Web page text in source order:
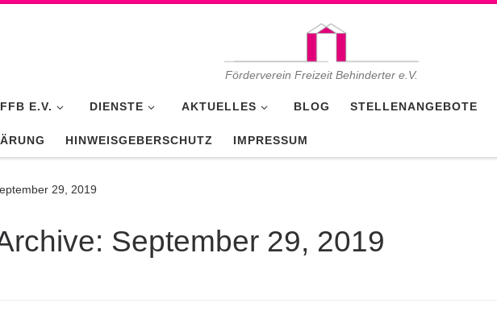
Förderverein Freizeit Behinderter e.V.
FFB E.V. DIENSTE AKTUELLES BLOG STELLENANGEBOTE
HINWEISGEBERSCHUTZ IMPRESSUM
29, 2019
September 29, 2019